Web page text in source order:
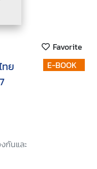
Favorite
ย
กันและ
E-BOOK